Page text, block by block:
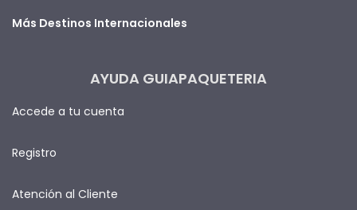
Más Destinos Internacionales
AYUDA GUIAPAQUETERIA
Accede a tu cuenta
Registro
Atención al Cliente